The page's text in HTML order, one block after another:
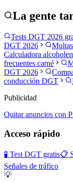
La gente
Tests DGT 2026
DGT 2026
Calculadora
frecuentes carné
DGT 2026
conducción DGT
Publicidad
Quitar anuncios con
Acceso rápido
🧪 Test DGT gratis📋
Señales de tráfico
💡